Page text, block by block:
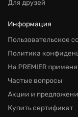
Для друзей
Информация
Пользовательское
Политика
На PREMIER
Частые вопросы
Акции и
Купить сертификат